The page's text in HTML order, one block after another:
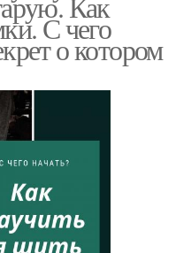
С чего
о котором